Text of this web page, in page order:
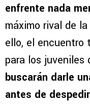
enfrente nada
máximo rival de
ello, el encuentro
para los juveniles
buscarán darle
antes de